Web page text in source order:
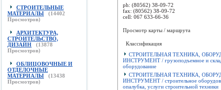
СТРОИТЕЛЬНЫЕ
МАТЕРИАЛЫ
(14402
Просмотров)
АРХИТЕКТУРА,
СТРОИТЕЛЬСТВО,
ДИЗАЙН
(13878
Просмотров)
ОБЛИЦОВОЧНЫЕ И
ОТДЕЛОЧНЫЕ
МАТЕРИАЛЫ
(13438
Просмотров)
ph: (80562) 38-09-72
fax: (80562) 38-09-72
cell: 067 633-66-36
Просмотр карты / маршрута
Классификация
СТРОИТЕЛЬНАЯ ТЕХНИКА,
ИНСТРУМЕНТ / грузоподъемное и
оборудование
СТРОИТЕЛЬНАЯ ТЕХНИКА,
ИНСТРУМЕНТ / строительное
опалубка, услуги строительной техники